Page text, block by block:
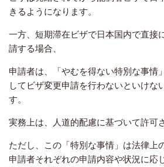
きるようになります。
一方、短期滞在ビザで日本国内で直接
請する場合、
申請者は、「やむを得ない特別な事情
してビザ変更申請を行わないといけな
す。
実務上は、人道的配慮に基づいて許可
ただし、この「特別な事情」は法律上
申請者それぞれの申請内容や状況に応